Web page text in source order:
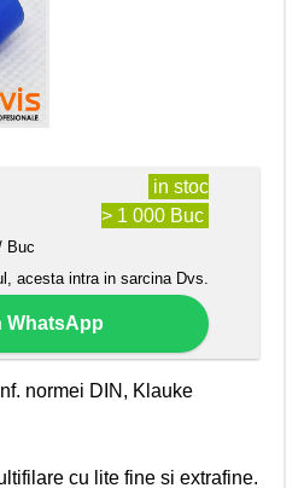
in stoc
> 1 000 Buc
Buc
acesta intra in sarcina Dvs.
WhatsApp
normei DIN, Klauke
cu lite fine si extrafine.